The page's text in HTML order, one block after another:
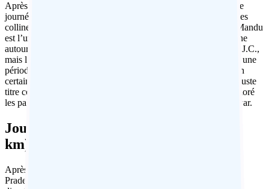
Après le petit-déjeuner, route vers Mandu pour une visite d’une
journée complète de cet important site historique. Située dans les
collines de Vindhya, la collection de bâtiments islamiques de Mandu
est l’une des plus belles d’Inde. Il existe des preuves que la zone
autour de Mandu a été occupée dès le début du 6e siècle après J.C.,
mais l’âge d’or de la ville a eu lieu sous les sultans pathans, où une
période de paix et de prospérité a conduit à la construction d’un
certain nombre de chefs-d’œuvre architecturaux. Mandu est à juste
titre célèbre pour son architecture islamique et, après avoir exploré
les palais, les mosquées et les mausolées, retournez à Maheshwar.
Jour 8 : De Maheshwar à Bhopal (270
km)
Après le petit-déjeuner, route vers Bhopal. Capitale du Madhya
Pradesh, le mélange de parcs et de palais de Bhopal contraste